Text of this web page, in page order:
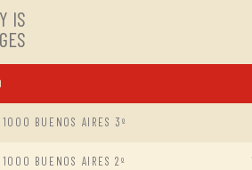
IS
BUENOS AIRES 3º
BUENOS AIRES 2º